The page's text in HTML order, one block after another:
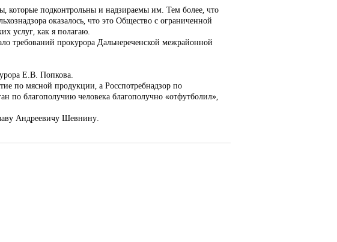
которые подконтрольны и надзираемы им. Тем более, что
оказалось, что это Общество с ограниченной
услуг, как я полагаю.
требований прокурора Дальнереченской межрайонной
Е.В. Попкова.
по мясной продукции, а Росспотребнадзор по
по благополучию человека благополучно «отфутболил»,
Андреевичу Шевнину.